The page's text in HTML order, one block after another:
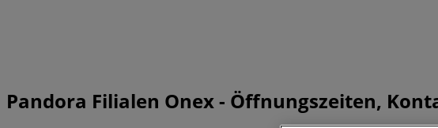
Pandora Filialen Onex - Öffnungszeiten,